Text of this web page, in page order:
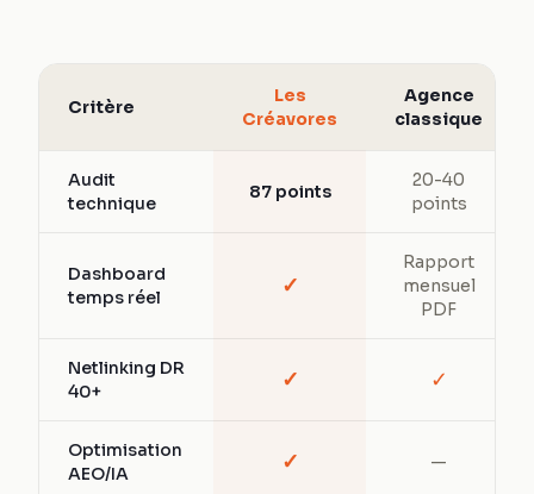
Critère
Les
Créavores
Agence
classique
Audit
technique
87 points
20-40
points
Dashboard
temps réel
✓
Rapport
mensuel
PDF
Netlinking DR
40+
✓ ✓
Optimisation
AEO/IA
✓ —